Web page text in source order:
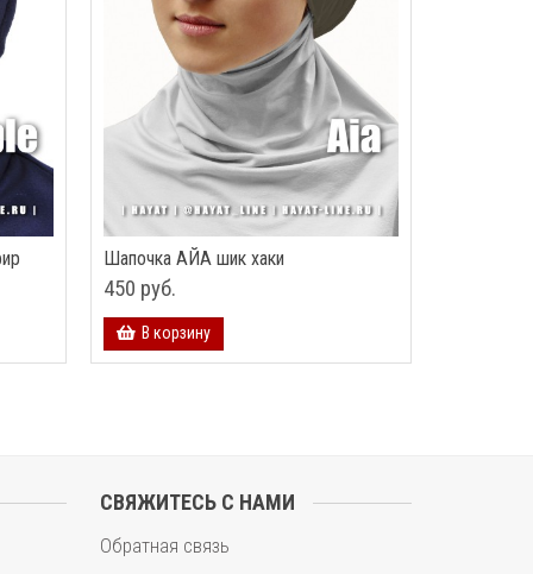
Шапочка АЙА шик хаки
450 руб.
В корзину
СВЯЖИТЕСЬ С НАМИ
Обратная связь